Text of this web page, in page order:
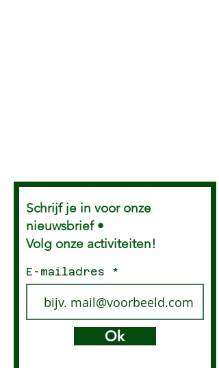
Schrijf je in voor onze
nieuwsbrief •
Volg onze activiteiten!
E-mailadres
Ok